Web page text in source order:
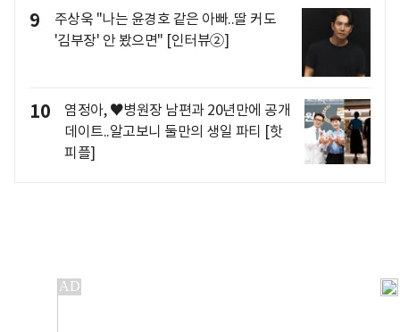
9
주상욱 "나는 윤경호 같은 아빠..딸 커도
'김부장' 안 봤으면" [인터뷰②]
10
염정아, ♥병원장 남편과 20년만에 공개
데이트..알고보니 둘만의 생일 파티 [핫
피플]